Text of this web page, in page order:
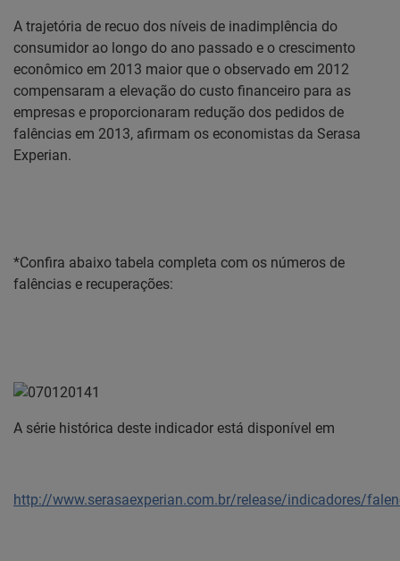
A trajetória de recuo dos níveis de inadimplência do
consumidor ao longo do ano passado e o crescimento
econômico em 2013 maior que o observado em 2012
compensaram a elevação do custo financeiro para as
empresas e proporcionaram redução dos pedidos de
falências em 2013, afirmam os economistas da Serasa
Experian.
*Confira abaixo tabela completa com os números de
falências e recuperações:
A série histórica deste indicador está disponível em
http://www.serasaexperian.com.br/release/indicadores/